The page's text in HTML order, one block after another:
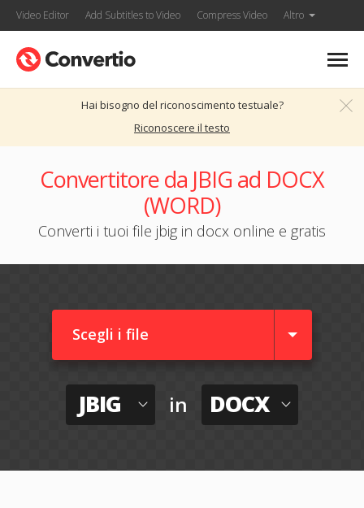
Video Editor Add Subtitles to Video Compress Video Altro
Hai bisogno del riconoscimento testuale?
Riconoscere il testo
Convertitore da JBIG ad DOCX
(WORD)
Converti i tuoi file jbig in docx online e gratis
Scegli i file
JBIG in DOCX